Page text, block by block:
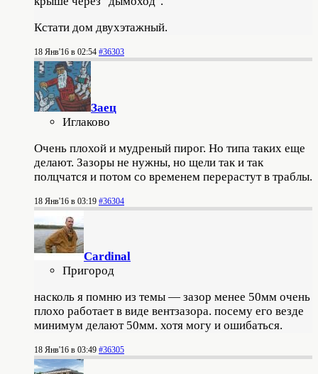
Кстати дом двухэтажный.
18 Янв'16 в 02:54 #36303
Заец
Иглаково
Очень плохой и мудреный пирог. Но типа таких еще
делают. Зазоры не нужны, но щели так и так
полцчатся и потом со временем перерастут в траблы.
18 Янв'16 в 03:19 #36304
Cardinal
Пригород
насколь я помню из темы — зазор менее 50мм очень
плохо работает в виде вентзазора. посему его везде
минимум делают 50мм. хотя могу и ошибаться.
18 Янв'16 в 03:49 #36305